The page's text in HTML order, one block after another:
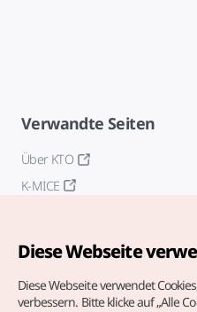
Verwandte Seiten
Über KTO
K-MICE
Diese Webseite
Diese Webseite verwendet
verbessern. Bitte klicke auf „Alle